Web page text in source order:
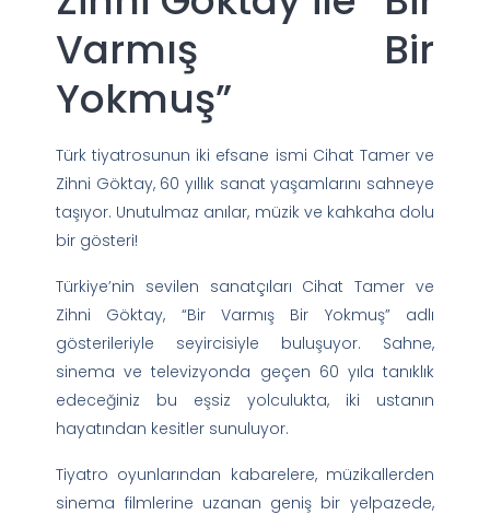
Varmış Bir
Yokmuş”
Türk tiyatrosunun iki efsane ismi Cihat Tamer ve
Zihni Göktay, 60 yıllık sanat yaşamlarını sahneye
taşıyor. Unutulmaz anılar, müzik ve kahkaha dolu
bir gösteri!
Türkiye’nin sevilen sanatçıları Cihat Tamer ve
Zihni Göktay, “Bir Varmış Bir Yokmuş” adlı
gösterileriyle seyircisiyle buluşuyor. Sahne,
sinema ve televizyonda geçen 60 yıla tanıklık
edeceğiniz bu eşsiz yolculukta, iki ustanın
hayatından kesitler sunuluyor.
Tiyatro oyunlarından kabarelere, müzikallerden
sinema filmlerine uzanan geniş bir yelpazede,